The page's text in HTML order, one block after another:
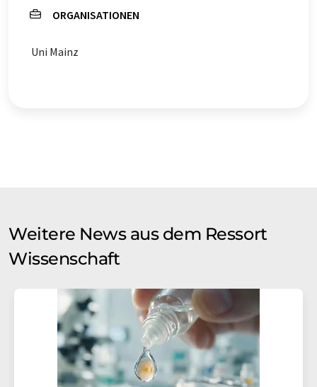
ORGANISATIONEN
Uni Mainz
Weitere News aus dem Ressort
Wissenschaft